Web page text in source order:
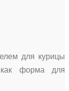
для курицы
как форма для